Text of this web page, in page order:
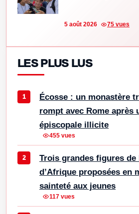
5 août 2026 75 vues
LES PLUS LUS
Écosse : un monastère
rompt avec Rome après
épiscopale illicite
455 vues
Trois grandes figures de
d’Afrique proposées en
sainteté aux jeunes
117 vues